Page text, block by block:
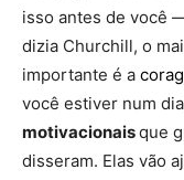
isso antes de você
dizia Churchill, o
importante é a
você estiver num
motivacionaisque
disseram. Elas vão